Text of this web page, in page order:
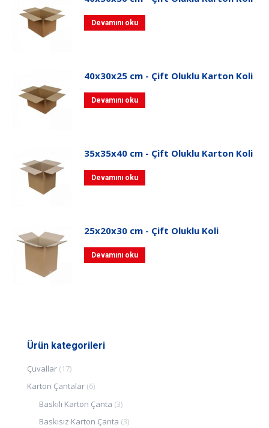
Devamını oku
40x30x25 cm - Çift Oluklu Karton Koli
Devamını oku
35x35x40 cm - Çift Oluklu Karton Koli
Devamını oku
25x20x30 cm - Çift Oluklu Koli
Devamını oku
Ürün kategorileri
Çuvallar (17)
Karton Çantalar (6)
Baskılı Karton Çanta (3)
Baskısız Karton Çanta (3)